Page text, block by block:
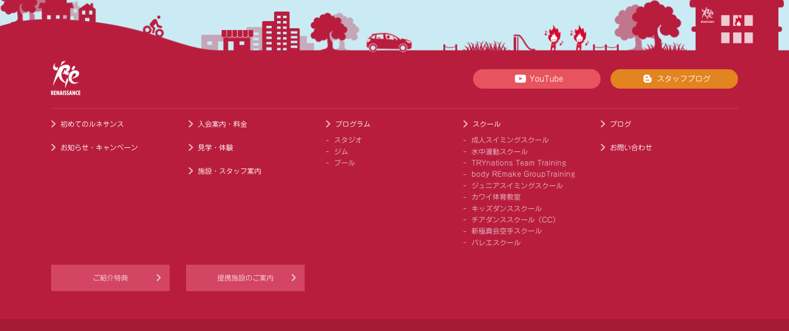
YouTube スタッフブログ
初めてのルネサンス
お知らせ・キャンペーン
入会案内・料金
見学・体験
施設・スタッフ案内
プログラム
スタジオ
ジム
プール
スクール
成人スイミングスクール
水中運動スクール
TRYnations Team Training
body REmake GroupTraining
ジュニアスイミングスクール
カワイ体育教室
キッズダンススクール
チアダンススクール（CC）
新極真会空手スクール
バレエスクール
ブログ
お問い合わせ
ご紹介特典 提携施設のご案内